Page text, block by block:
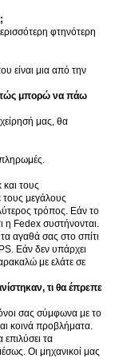
φτηνότερη
είναι μια από την
πώς μπορώ να πάω
μας, θα
πληρωμές.
τους
μεγάλους
τρόπος. Εάν το
η Fedex συστήνονται.
αγαθά σας στο σπίτι
Εάν δεν υπάρχει
με ελάτε σε
τι θα έπρεπε
σας σύμφωνα με το
κοινά προβλήματα.
τα
Οι μηχανικοί μας